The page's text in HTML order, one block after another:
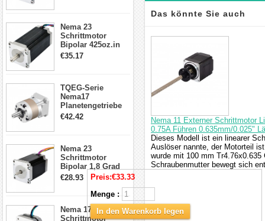
Nema 23
Schrittmotor
Bipolar 425oz.in
4.2A 57x57x114mm
€35.17
TQEG-Serie
Nema17
Planetengetriebe
5:1 Spiel 15Arc-
€42.42
Nema 23
Schrittmotor
Bipolar 1,8 Grad
2,83Nm 4 A 2,26V
Schrittmotor mit 8
Anschlüssen
€28.93
Nema 17
Schrittmotor
Das könnte Sie auch
interessieren
Nema 11 Externer Schrittmotor
0.75A Führen 0.635mm/0.025"
Dieses Modell ist ein linearer
Auslöser nannte, der Motorteil
wurde mit 100 mm
Schraubenmutter bewegt sich
Preis:€33.33
Menge :
In den Warenkorb legen